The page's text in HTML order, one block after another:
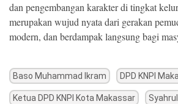
dan pengembangan karakter di tingkat
merupakan wujud nyata dari gerakan
modern, dan berdampak langsung bagi
Baso Muhammad Ikram DPD KNPI
Ketua DPD KNPI Kota Makassar